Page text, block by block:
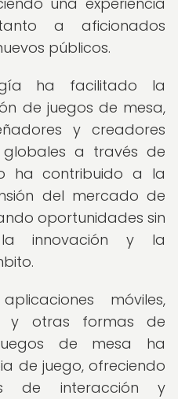
a aficionados
públicos.
ha facilitado la
de juegos de mesa,
y creadores
a través de
ha contribuido a la
del mercado de
oportunidades sin
innovación y la
móviles,
y otras formas de
de mesa ha
de juego, ofreciendo
de interacción y